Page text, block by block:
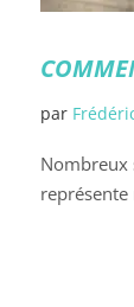
par
Nombreux